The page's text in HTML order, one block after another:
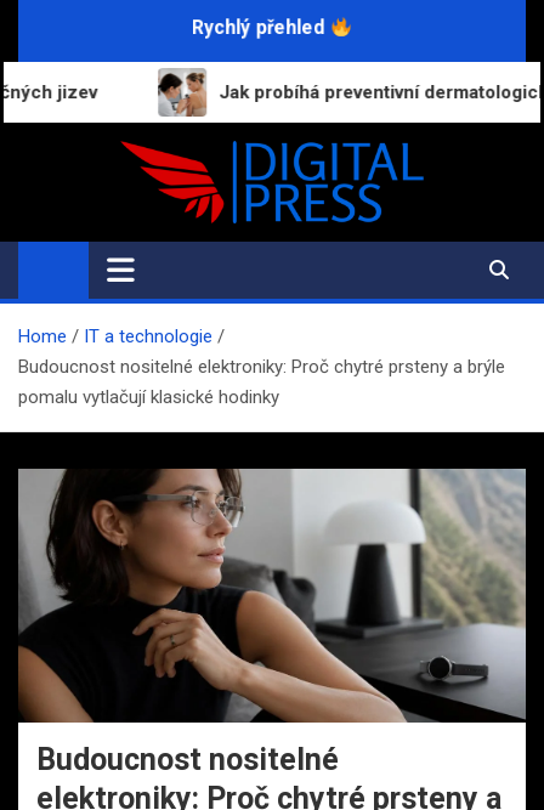
Rychlý přehled
Jak probíhá preventivní dermatologická prohlídka a
Digital-Press.cz
Kvalitní informace pro každý den
Home
IT a technologie
Budoucnost nositelné elektroniky: Proč chytré prsteny a brýle
pomalu vytlačují klasické hodinky
Budoucnost nositelné
elektroniky: Proč chytré prsteny a